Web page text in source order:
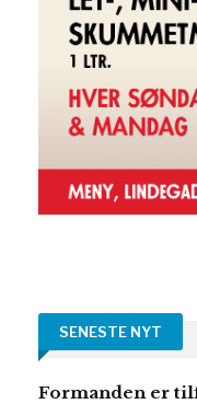
SENESTE NYT
Formanden er